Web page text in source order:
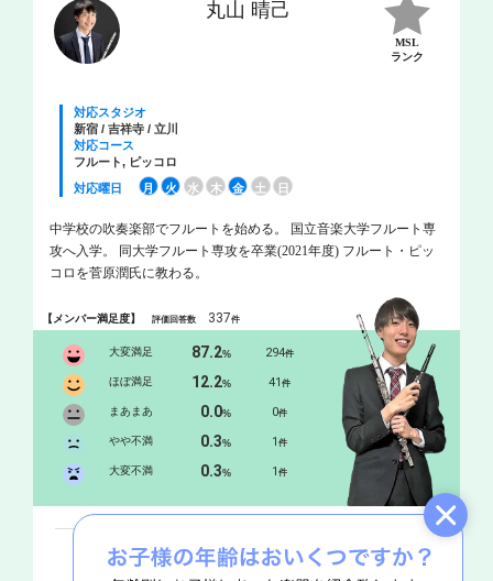
丸山 晴己
MSL
ランク
対応スタジオ
新宿 / 吉祥寺 / 立川
対応コース
フルート, ピッコロ
対応曜日
月 火 水 木 金 土 日
中学校の吹奏楽部でフルートを始める。 国立音楽大学フルート専
攻へ入学。 同大学フルート専攻を卒業(2021年度) フルート・ピッ
コロを菅原潤氏に教わる。
【メンバー満足度】評価回答数 337件
大変満足 87.2% 294件
ほぼ満足 12.2% 41 件
まあまあ 0.0% 0件
やや不満 0.3% 1 件
大変不満 0.3% 1 件
髙木柑那様 5 大変満足